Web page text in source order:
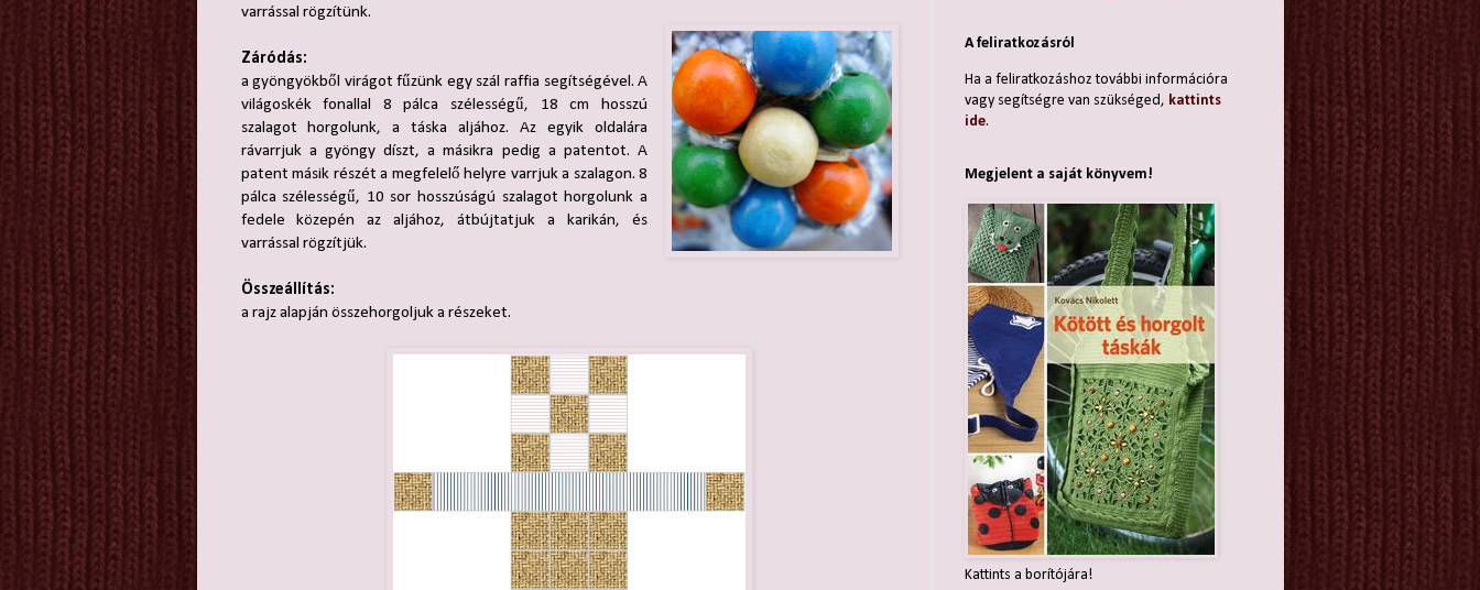
varrással rögzítünk.
Záródás:
a gyöngyökből virágot fűzünk egy szál raffia segítségével. A
világoskék fonallal 8 pálca szélességű, 18 cm hosszú
szalagot horgolunk, a táska aljához. Az egyik oldalára
rávarrjuk a gyöngy díszt, a másikra pedig a patentot. A
patent másik részét a megfelelő helyre varrjuk a szalagon. 8
pálca szélességű, 10 sor hosszúságú szalagot horgolunk a
fedele közepén az aljához, átbújtatjuk a karikán, és
varrással rögzítjük.
Összeállítás:
a rajz alapján összehorgoljuk a részeket.
A feliratkozásról
Ha a feliratkozáshoz további információra
vagy segítségre van szükséged, kattints
ide.
Megjelent a saját könyvem!
Kattints a borítójára!